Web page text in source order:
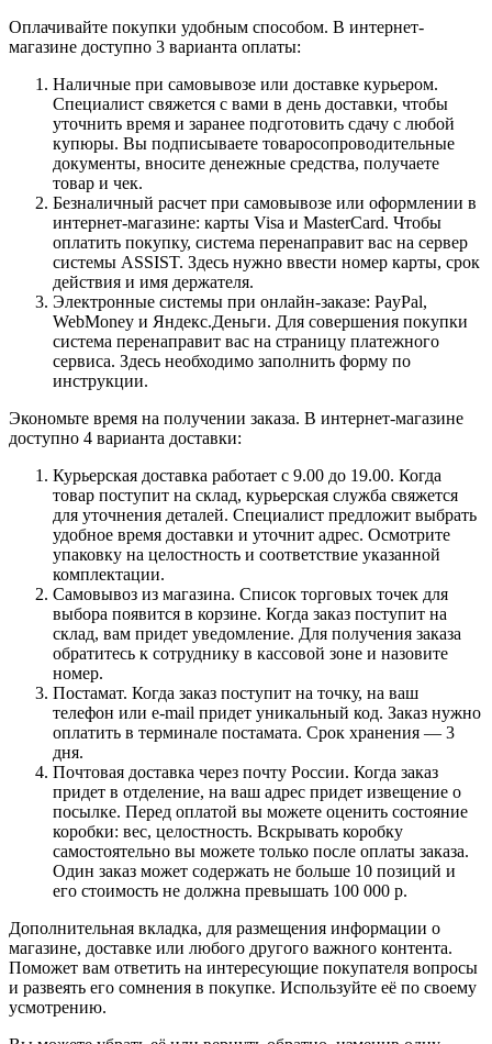
Оплачивайте покупки удобным способом. В интернет-
магазине доступно 3 варианта оплаты:
Наличные при самовывозе или доставке курьером.
Специалист свяжется с вами в день доставки, чтобы
уточнить время и заранее подготовить сдачу с любой
купюры. Вы подписываете товаросопроводительные
документы, вносите денежные средства, получаете
товар и чек.
Безналичный расчет при самовывозе или оформлении в
интернет-магазине: карты Visa и MasterCard. Чтобы
оплатить покупку, система перенаправит вас на сервер
системы ASSIST. Здесь нужно ввести номер карты, срок
действия и имя держателя.
Электронные системы при онлайн-заказе: PayPal,
WebMoney и Яндекс.Деньги. Для совершения покупки
система перенаправит вас на страницу платежного
сервиса. Здесь необходимо заполнить форму по
инструкции.
Экономьте время на получении заказа. В интернет-магазине
доступно 4 варианта доставки:
Курьерская доставка работает с 9.00 до 19.00. Когда
товар поступит на склад, курьерская служба свяжется
для уточнения деталей. Специалист предложит выбрать
удобное время доставки и уточнит адрес. Осмотрите
упаковку на целостность и соответствие указанной
комплектации.
Самовывоз из магазина. Список торговых точек для
выбора появится в корзине. Когда заказ поступит на
склад, вам придет уведомление. Для получения заказа
обратитесь к сотруднику в кассовой зоне и назовите
номер.
Постамат. Когда заказ поступит на точку, на ваш
телефон или e-mail придет уникальный код. Заказ нужно
оплатить в терминале постамата. Срок хранения — 3
дня.
Почтовая доставка через почту России. Когда заказ
придет в отделение, на ваш адрес придет извещение о
посылке. Перед оплатой вы можете оценить состояние
коробки: вес, целостность. Вскрывать коробку
самостоятельно вы можете только после оплаты заказа.
Один заказ может содержать не больше 10 позиций и
его стоимость не должна превышать 100 000 р.
Дополнительная вкладка, для размещения информации о
магазине, доставке или любого другого важного контента.
Поможет вам ответить на интересующие покупателя вопросы
и развеять его сомнения в покупке. Используйте её по своему
усмотрению.